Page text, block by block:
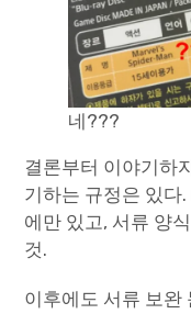
네???
결론부터 이야기하
기하는 규정은 있다.
에만 있고, 서류 양
것.
이후에도 서류 보완